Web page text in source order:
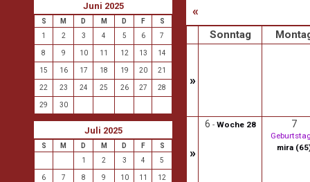
Juni 2025
S M D M D F
S
1
2 3 4 5 6 7
8 9 10 11 12 13 14
15 16 17 18 19 20 21
22 23 24 25 26 27 28
29 30
Juli 2025
S M D M D F
S
1
2 3 4 5
6 7 8 9 10 11 12
«
Sonntag
»
»
6 - Woche 28 7
mira